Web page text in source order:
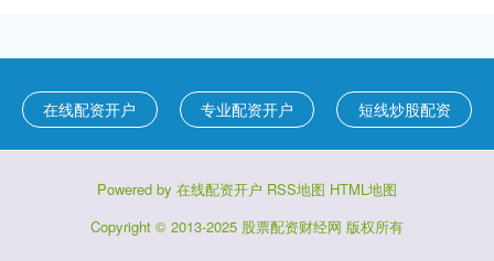
在线配资开户 专业配资开户 短线炒股配资
Powered by 在线配资开户 RSS地图 HTML地图
Copyright © 2013-2025 股票配资财经网 版权所有